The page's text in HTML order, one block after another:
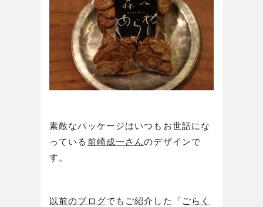
素敵なパッケージはいつもお世話にな
っている 前崎成一さんのデザインで
す。
以前のブログでもご紹介した「 ごらく